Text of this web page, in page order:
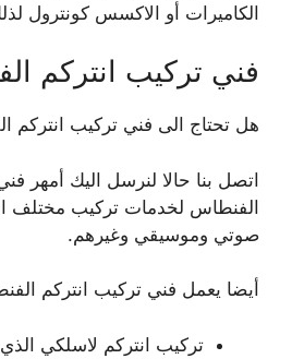
الكاميرات أو الاكسس كونترول
فني تركيب انتركم
هل تحتاج الى فني تركيب انتركم
اتصل بنا حالا لنرسل اليك أمهر
الفنطاس لخدمات تركيب مختلف
صوتي وموسيقي وغيرهم.
أيضا يعمل فني تركيب انتركم
تركيب انتركم لاسلكي